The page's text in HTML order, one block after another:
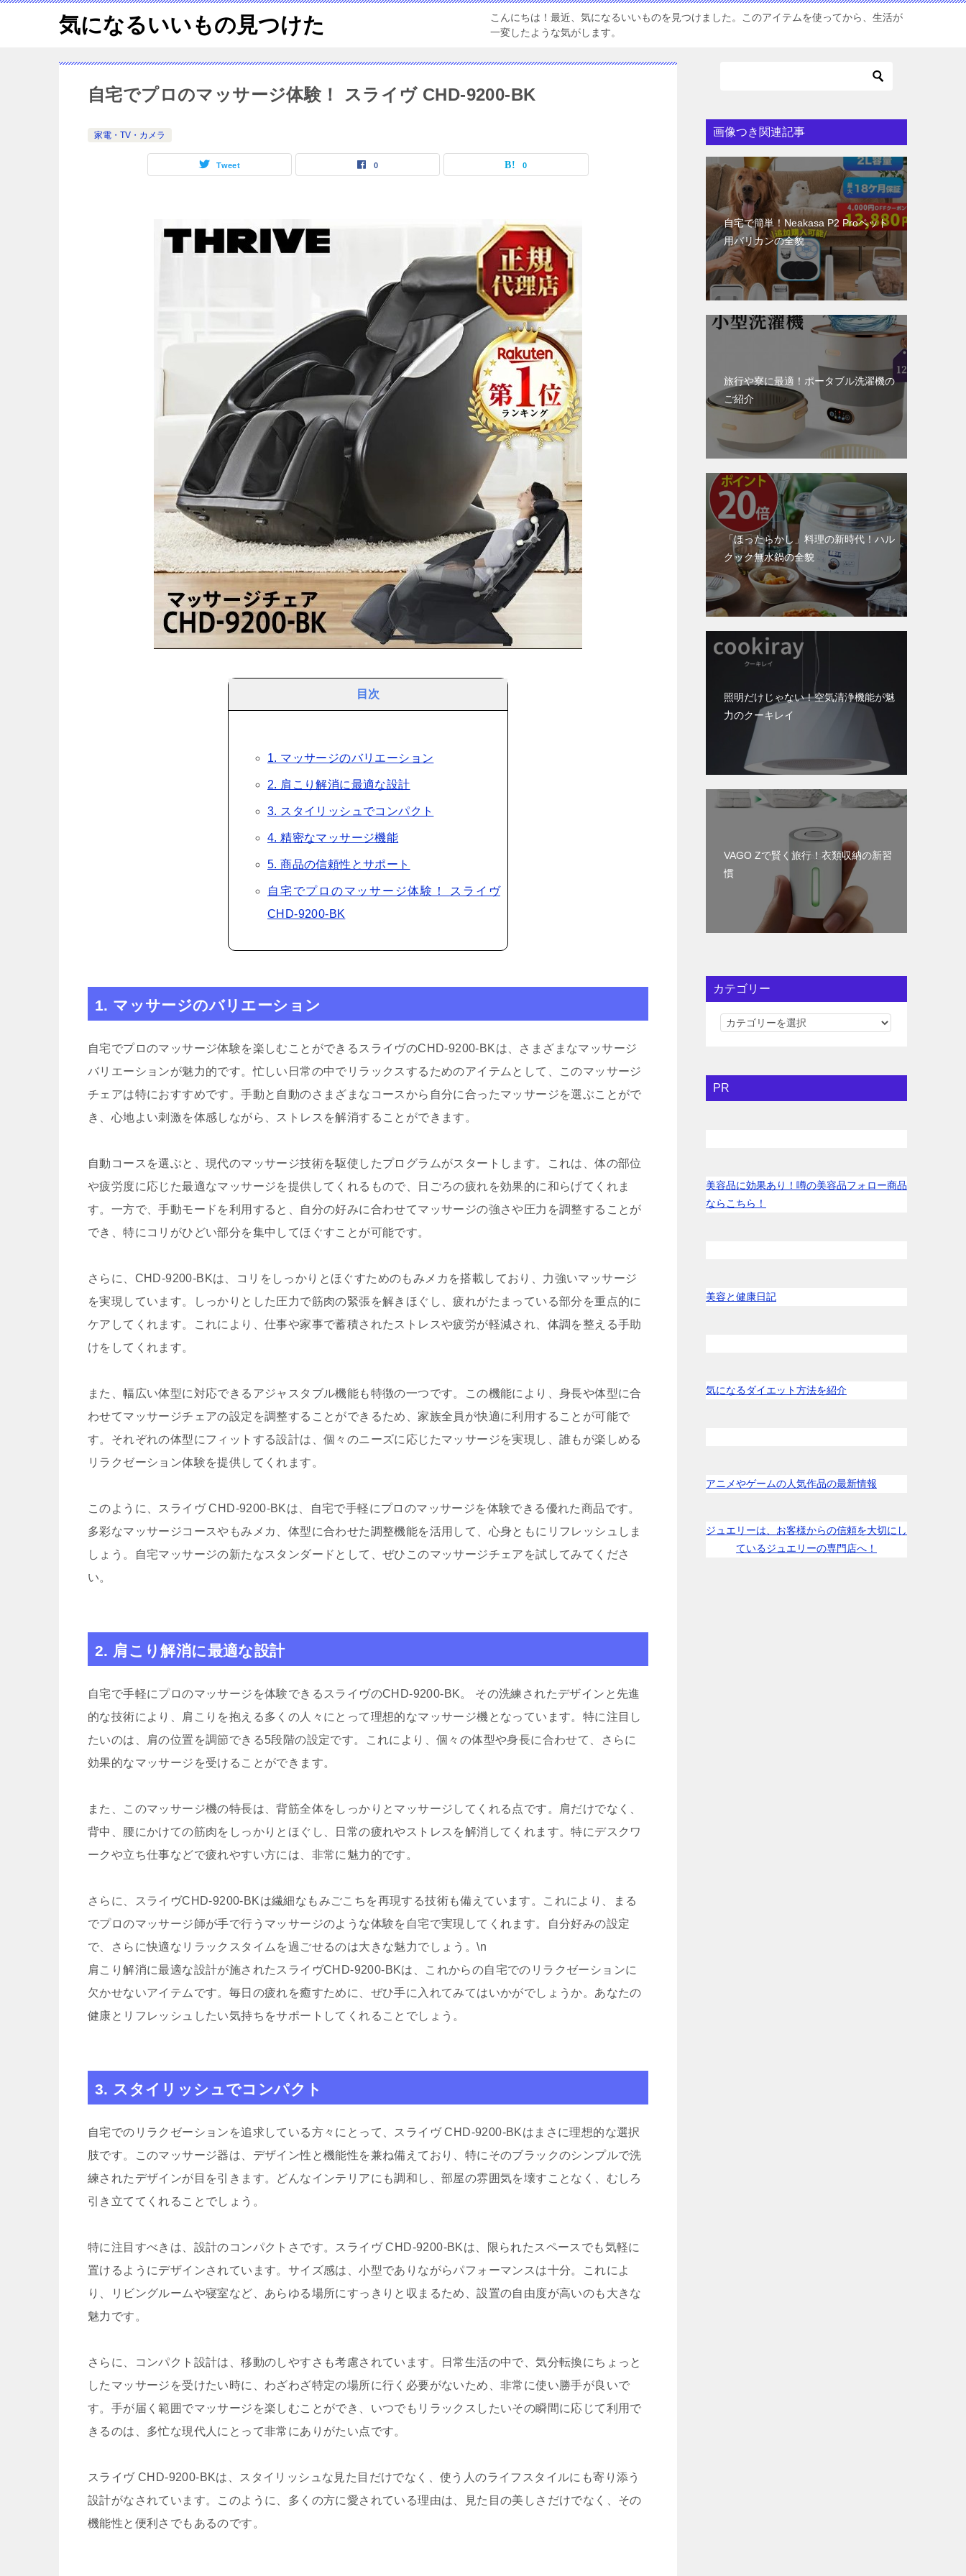
気になるいいもの見つけた
こんにちは！最近、気になるいいものを見つけました。このアイテムを使ってから、生活が
一変したような気がします。
自宅でプロのマッサージ体験！ スライヴ CHD-9200-BK
家電・TV・カメラ
Tweet 0 0
目次
1. マッサージのバリエーション
2. 肩こり解消に最適な設計
3. スタイリッシュでコンパクト
4. 精密なマッサージ機能
5. 商品の信頼性とサポート
自宅でプロのマッサージ体験！ スライヴ
CHD-9200-BK
1. マッサージのバリエーション
自宅でプロのマッサージ体験を楽しむことができるスライヴのCHD-9200-BKは、さまざまなマッサージ
バリエーションが魅力的です。忙しい日常の中でリラックスするためのアイテムとして、このマッサージ
チェアは特におすすめです。手動と自動のさまざまなコースから自分に合ったマッサージを選ぶことがで
き、心地よい刺激を体感しながら、ストレスを解消することができます。
自動コースを選ぶと、現代のマッサージ技術を駆使したプログラムがスタートします。これは、体の部位
や疲労度に応じた最適なマッサージを提供してくれるもので、日ごろの疲れを効果的に和らげてくれま
す。一方で、手動モードを利用すると、自分の好みに合わせてマッサージの強さや圧力を調整することが
でき、特にコリがひどい部分を集中してほぐすことが可能です。
さらに、CHD-9200-BKは、コリをしっかりとほぐすためのもみメカを搭載しており、力強いマッサージ
を実現しています。しっかりとした圧力で筋肉の緊張を解きほぐし、疲れがたまっている部分を重点的に
ケアしてくれます。これにより、仕事や家事で蓄積されたストレスや疲労が軽減され、体調を整える手助
けをしてくれます。
また、幅広い体型に対応できるアジャスタブル機能も特徴の一つです。この機能により、身長や体型に合
わせてマッサージチェアの設定を調整することができるため、家族全員が快適に利用することが可能で
す。それぞれの体型にフィットする設計は、個々のニーズに応じたマッサージを実現し、誰もが楽しめる
リラクゼーション体験を提供してくれます。
このように、スライヴ CHD-9200-BKは、自宅で手軽にプロのマッサージを体験できる優れた商品です。
多彩なマッサージコースやもみメカ、体型に合わせた調整機能を活用して、心身ともにリフレッシュしま
しょう。自宅マッサージの新たなスタンダードとして、ぜひこのマッサージチェアを試してみてくださ
い。
2. 肩こり解消に最適な設計
自宅で手軽にプロのマッサージを体験できるスライヴのCHD-9200-BK。 その洗練されたデザインと先進
的な技術により、肩こりを抱える多くの人々にとって理想的なマッサージ機となっています。特に注目し
たいのは、肩の位置を調節できる5段階の設定です。これにより、個々の体型や身長に合わせて、さらに
効果的なマッサージを受けることができます。
また、このマッサージ機の特長は、背筋全体をしっかりとマッサージしてくれる点です。肩だけでなく、
背中、腰にかけての筋肉をしっかりとほぐし、日常の疲れやストレスを解消してくれます。特にデスクワ
ークや立ち仕事などで疲れやすい方には、非常に魅力的です。
さらに、スライヴCHD-9200-BKは繊細なもみごこちを再現する技術も備えています。これにより、まる
でプロのマッサージ師が手で行うマッサージのような体験を自宅で実現してくれます。自分好みの設定
で、さらに快適なリラックスタイムを過ごせるのは大きな魅力でしょう。\n
肩こり解消に最適な設計が施されたスライヴCHD-9200-BKは、これからの自宅でのリラクゼーションに
欠かせないアイテムです。毎日の疲れを癒すために、ぜひ手に入れてみてはいかがでしょうか。あなたの
健康とリフレッシュしたい気持ちをサポートしてくれることでしょう。
3. スタイリッシュでコンパクト
自宅でのリラクゼーションを追求している方々にとって、スライヴ CHD-9200-BKはまさに理想的な選択
肢です。このマッサージ器は、デザイン性と機能性を兼ね備えており、特にそのブラックのシンプルで洗
練されたデザインが目を引きます。どんなインテリアにも調和し、部屋の雰囲気を壊すことなく、むしろ
引き立ててくれることでしょう。
特に注目すべきは、設計のコンパクトさです。スライヴ CHD-9200-BKは、限られたスペースでも気軽に
置けるようにデザインされています。サイズ感は、小型でありながらパフォーマンスは十分。これによ
り、リビングルームや寝室など、あらゆる場所にすっきりと収まるため、設置の自由度が高いのも大きな
魅力です。
さらに、コンパクト設計は、移動のしやすさも考慮されています。日常生活の中で、気分転換にちょっと
したマッサージを受けたい時に、わざわざ特定の場所に行く必要がないため、非常に使い勝手が良いで
す。手が届く範囲でマッサージを楽しむことができ、いつでもリラックスしたいその瞬間に応じて利用で
きるのは、多忙な現代人にとって非常にありがたい点です。
スライヴ CHD-9200-BKは、スタイリッシュな見た目だけでなく、使う人のライフスタイルにも寄り添う
設計がなされています。このように、多くの方に愛されている理由は、見た目の美しさだけでなく、その
機能性と便利さでもあるのです。
画像つき関連記事
自宅で簡単！Neakasa P2 Proペット
用バリカンの全貌
旅行や寮に最適！ポータブル洗濯機の
ご紹介
「ほったらかし」料理の新時代！ハル
クック無水鍋の全貌
照明だけじゃない！空気清浄機能が魅
力のクーキレイ
VAGO Zで賢く旅行！衣類収納の新習
慣
カテゴリー
カ
リ
ー
PR
美容品に効果あり！噂の美容品フォロー商品
ならこちら！
美容と健康日記
気になるダイエット方法を紹介
アニメやゲームの人気作品の最新情報
ジュエリーは、お客様からの信頼を大切にし
ているジュエリーの専門店へ！